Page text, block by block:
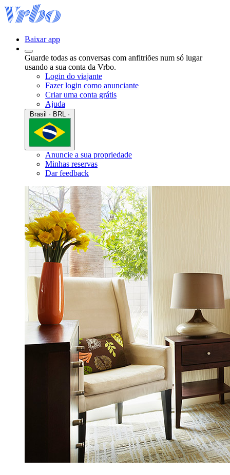
Baixar app
Guarde todas as conversas com anfitriões num só lugar
usando a sua conta da Vrbo.
Login do viajante
Fazer login como anunciante
Criar uma conta grátis
Ajuda
Anuncie a sua propriedade
Minhas reservas
Dar feedback